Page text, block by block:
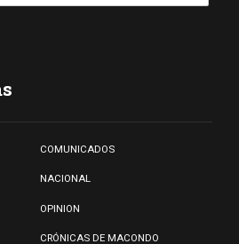
COMUNICADOS
NACIONAL
OPINION
CRÓNICAS DE MACONDO